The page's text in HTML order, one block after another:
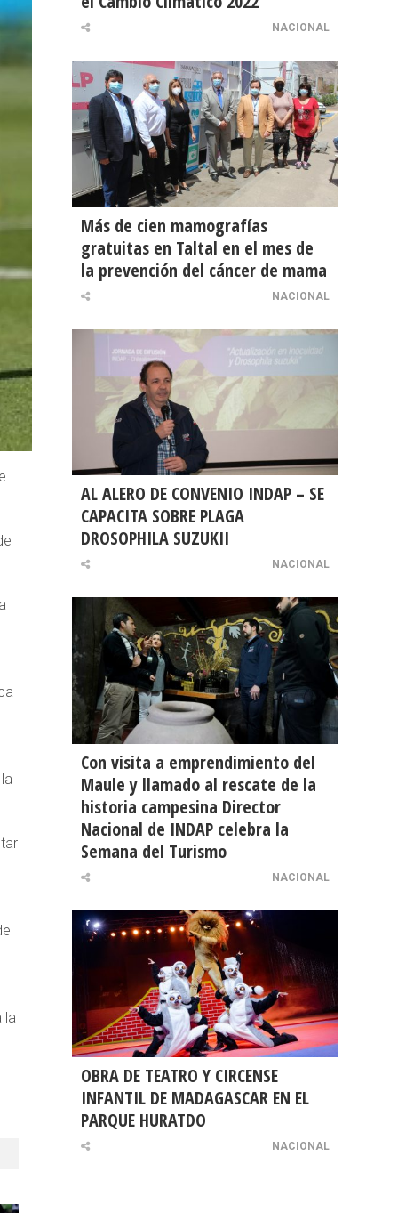
la
NACIONAL
Más de cien mamografías
gratuitas en Taltal en el mes de
la prevención del cáncer de mama
NACIONAL
AL ALERO DE CONVENIO INDAP – SE
CAPACITA SOBRE PLAGA
DROSOPHILA SUZUKII
NACIONAL
Con visita a emprendimiento del
Maule y llamado al rescate de la
historia campesina Director
Nacional de INDAP celebra la
Semana del Turismo
NACIONAL
OBRA DE TEATRO Y CIRCENSE
INFANTIL DE MADAGASCAR EN EL
PARQUE HURATDO
NACIONAL